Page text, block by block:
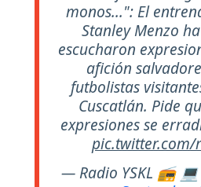
monos...": El
Stanley Menzo
escucharon
afición
futbolistas
Cuscatlán. Pide
expresiones se
pic.twitter.com/
— Radio YSKL 📻